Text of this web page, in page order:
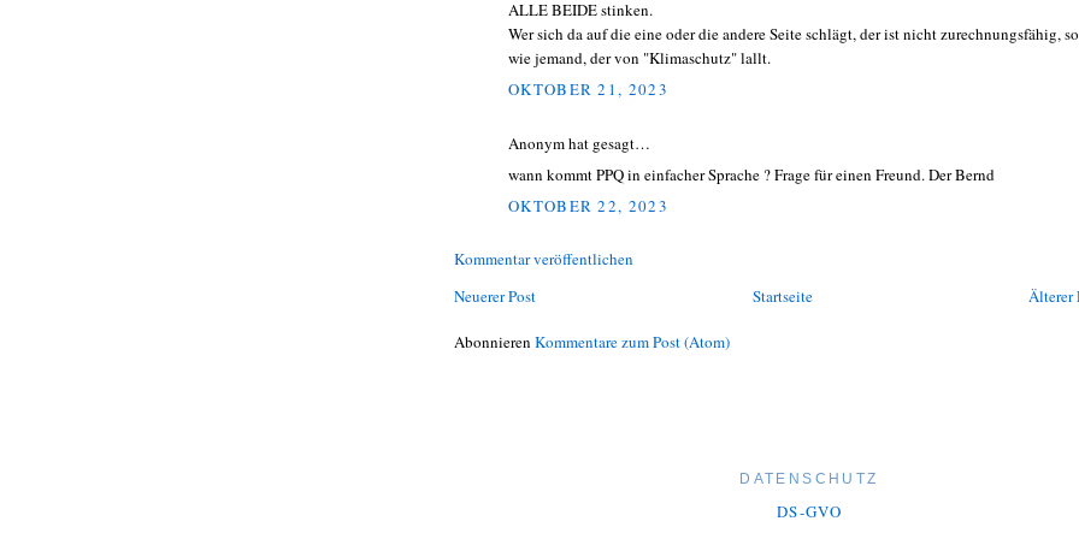
ALLE BEIDE stinken.
Wer sich da auf die eine oder die andere Seite schlägt, der ist nicht zurechnungsfähig, so
wie jemand, der von "Klimaschutz" lallt.
OKTOBER 21, 2023
Anonym hat gesagt…
wann kommt PPQ in einfacher Sprache ? Frage für einen Freund. Der Bernd
OKTOBER 22, 2023
Kommentar veröffentlichen
Neuerer Post
Älterer
Startseite
Abonnieren Kommentare zum Post (Atom)
DATENSCHUTZ
DS-GVO